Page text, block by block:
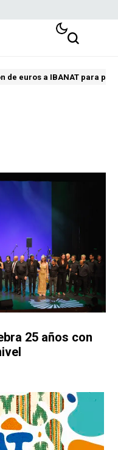
de euros a IBANAT para
25 años con